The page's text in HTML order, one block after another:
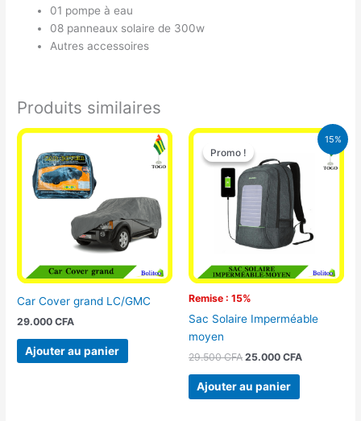
01 pompe à eau
08 panneaux solaire de 300w
Autres accessoires
Produits similaires
Car Cover grand LC/GMC
29.000CFA
Ajouter au panier
15%
Promo !
Remise : 15%
Promo !
Sac Solaire Imperméable
moyen
29.500CFA
Le
prix
initial
était :
29.500 CFA.
25.000 CFA
Le
prix
actuel
Ajouter au panier